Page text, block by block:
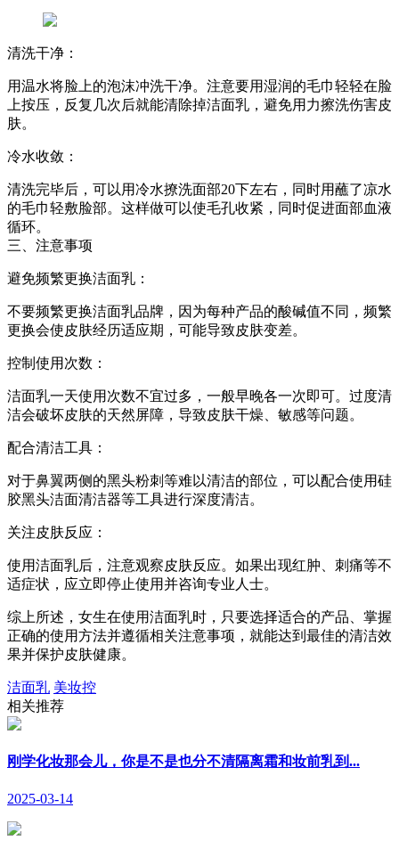
清洗干净：
用温水将脸上的泡沫冲洗干净。注意要用湿润的毛巾轻轻在脸
上按压，反复几次后就能清除掉洁面乳，避免用力擦洗伤害皮
肤。
冷水收敛：
清洗完毕后，可以用冷水撩洗面部20下左右，同时用蘸了凉水
的毛巾轻敷脸部。这样做可以使毛孔收紧，同时促进面部血液
循环。
三、注意事项
避免频繁更换洁面乳：
不要频繁更换洁面乳品牌，因为每种产品的酸碱值不同，频繁
更换会使皮肤经历适应期，可能导致皮肤变差。
控制使用次数：
洁面乳一天使用次数不宜过多，一般早晚各一次即可。过度清
洁会破坏皮肤的天然屏障，导致皮肤干燥、敏感等问题。
配合清洁工具：
对于鼻翼两侧的黑头粉刺等难以清洁的部位，可以配合使用硅
胶黑头洁面清洁器等工具进行深度清洁。
关注皮肤反应：
使用洁面乳后，注意观察皮肤反应。如果出现红肿、刺痛等不
适症状，应立即停止使用并咨询专业人士。
综上所述，女生在使用洁面乳时，只要选择适合的产品、掌握
正确的使用方法并遵循相关注意事项，就能达到最佳的清洁效
果并保护皮肤健康。
洁面乳 美妆控
相关推荐
刚学化妆那会儿，你是不是也分不清隔离霜和妆前乳到...
2025-03-14